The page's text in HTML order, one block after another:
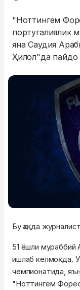
"Ноттингем
португалиялик
яна Саудия
Ҳилол"да
Бу ҳақда
51 ёшли мураббий
ишлаб келмоқда.
чемпионатида,
"Ноттингем